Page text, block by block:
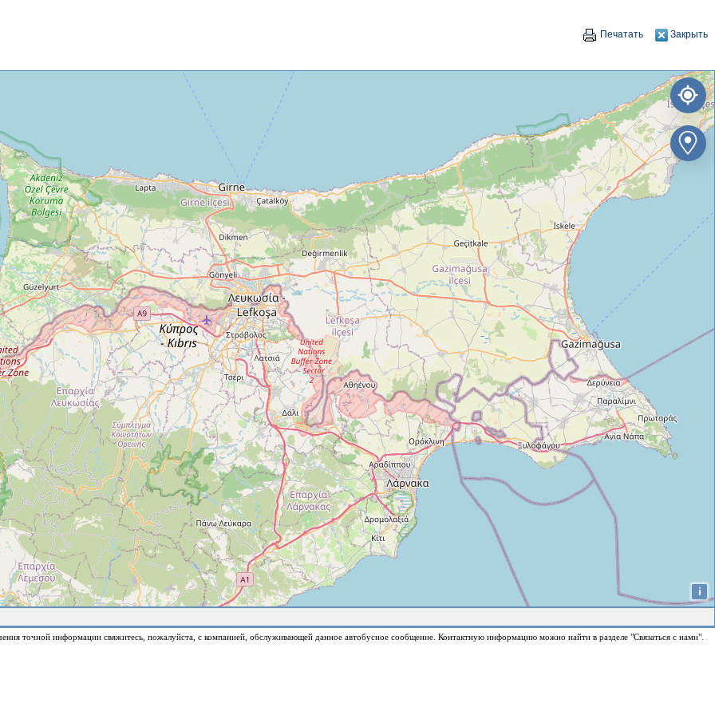
Печатать Закрыть
i
точной информации свяжитесь, пожалуйста, с компанией, обслуживающей данное автобусное сообщение. Контактную информацию можно найти в разделе "Связаться с нами".